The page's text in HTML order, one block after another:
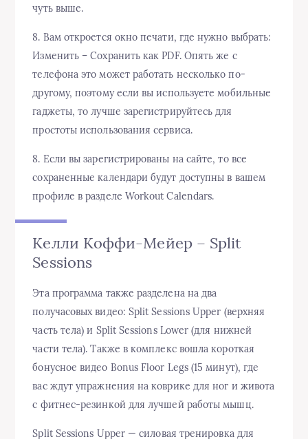
чуть выше.
8. Вам откроется окно печати, где нужно выбрать:
Изменить – Сохранить как PDF. Опять же с
телефона это может работать несколько по-
другому, поэтому если вы используете мобильные
гаджеты, то лучше зарегистрируйтесь для
простоты использования сервиса.
8. Если вы зарегистрированы на сайте, то все
сохраненные календари будут доступны в вашем
профиле в разделе Workout Calendars.
Келли Коффи-Мейер – Split
Sessions
Эта программа также разделена на два
получасовых видео: Split Sessions Upper (верхняя
часть тела) и Split Sessions Lower (для нижней
части тела). Также в комплекс вошла короткая
бонусное видео Bonus Floor Legs (15 минут), где
вас ждут упражнения на коврике для ног и живота
с фитнес-резинкой для лучшей работы мышц.
Split Sessions Upper — силовая тренировка для